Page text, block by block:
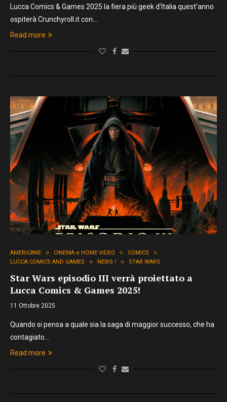
Lucca Comics & Games 2025 la fiera più geek d’Italia quest’anno
ospiterà Crunchyroll.it con…
Read more
AMERICANE CINEMA e HOME VIDEO
COMICS
LUCCA COMICS AND GAMES
NEWS ! STAR WARS
Star Wars episodio III verrà proiettato a
Lucca Comics & Games 2025!
11 Ottobre 2025
Quando si pensa a quale sia la saga di maggior successo, che ha
contagiato…
Read more